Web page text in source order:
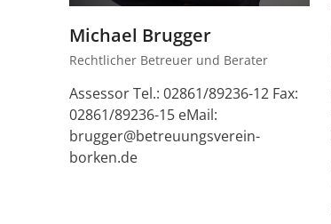
Michael Brugger
Rechtlicher Betreuer und Berater
Assessor Tel.: 02861/89236-12 Fax:
02861/89236-15 eMail:
brugger@betreuungsverein-
borken.de